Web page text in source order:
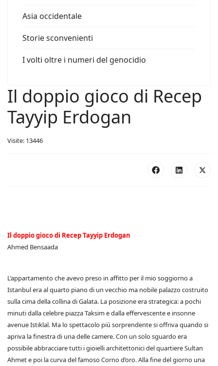
Asia occidentale
Storie sconvenienti
I volti oltre i numeri del genocidio
Il doppio gioco di Recep
Tayyip Erdogan
Visite: 13446
Il doppio gioco di Recep Tayyip Erdogan
Ahmed Bensaada
L’appartamento che avevo preso in affitto per il mio soggiorno a
Istanbul era al quarto piano di un vecchio ma nobile palazzo costruito
sulla cima della collina di Galata. La posizione era strategica: a pochi
minuti dalla celebre piazza Taksim e dalla effervescente e insonne
avenue Istiklal. Ma lo spettacolo più sorprendente si offriva quando si
apriva la finestra di una delle camere. Con un solo sguardo era
possibile abbracciare tutti i gioielli architettonici del quartiere Sultan
Ahmet e poi la curva del famoso Corno d’oro. Alla fine del giorno una